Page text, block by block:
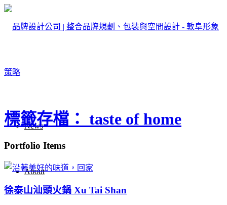
News
About
標籤存檔： taste of home
Portfolio Items
徐泰山汕頭火鍋 Xu Tai Shan